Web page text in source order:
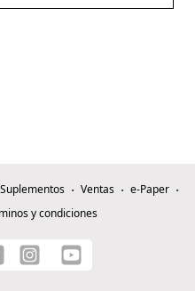
Suplementos Ventas
e-Paper
y condiciones